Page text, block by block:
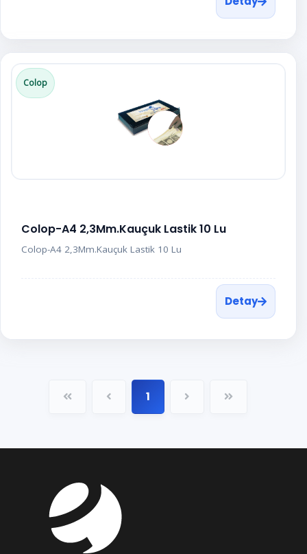
Colop
Colop-A4 2,3Mm.Kauçuk Lastik 10 Lu
Colop-A4 2,3Mm.Kauçuk Lastik 10 Lu
Detay
1